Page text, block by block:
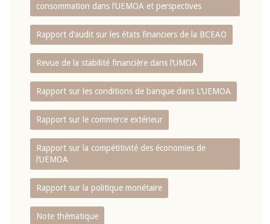
consommation dans l‘UEMOA et perspectives
Rapport d‘audit sur les états financiers de la BCEAO
Revue de la stabilité financière dans l‘UMOA
Rapport sur les conditions de banque dans L‘UEMOA
Rapport sur le commerce extérieur
Rapport sur la compétitivité des économies de
l‘UEMOA
Rapport sur la politique monétaire
Note thématique